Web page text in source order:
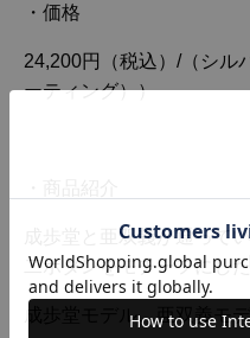
・価格
24,200円（税込）/（シル
ーティング））
成歩堂と亜双義が通って
二ボタンをモチーフにし
成歩堂モデル、亜双義モ